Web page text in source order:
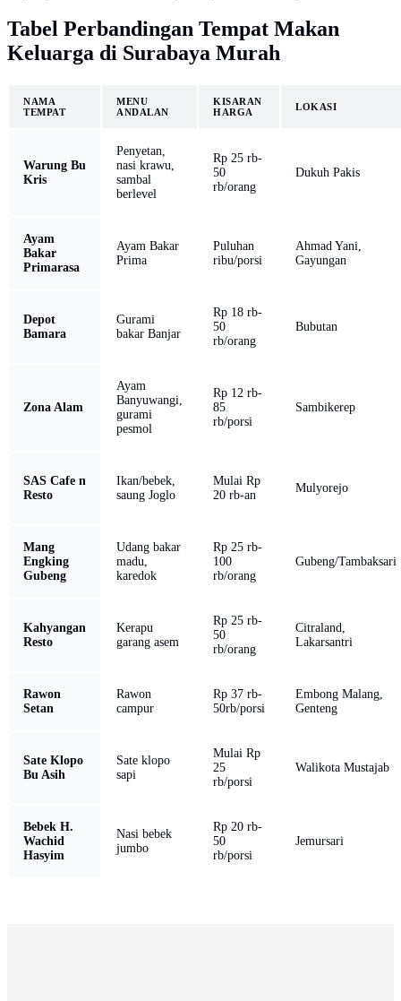
Tabel Perbandingan Tempat Makan
Keluarga di Surabaya Murah
NAMA
TEMPAT
MENU
ANDALAN
KISARAN
HARGA
LOKASI
Warung Bu
Kris
Penyetan,
nasi krawu,
sambal
berlevel
Rp 25 rb-
50
rb/orang
Dukuh Pakis
Ayam
Bakar
Primarasa
Ayam Bakar
Prima
Puluhan
ribu/porsi
Ahmad Yani,
Gayungan
Depot
Bamara
Gurami
bakar Banjar
Rp 18 rb-
50
rb/orang
Bubutan
Zona Alam
Ayam
Banyuwangi,
gurami
pesmol
Rp 12 rb-
85
rb/porsi
Sambikerep
SAS Cafe n
Resto
Ikan/bebek,
saung Joglo
Mulai Rp
20 rb-an
Mulyorejo
Mang
Engking
Gubeng
Udang bakar
madu,
karedok
Rp 25 rb-
100
rb/orang
Gubeng/Tambaksari
Kahyangan
Resto
Kerapu
garang asem
Rp 25 rb-
50
rb/orang
Citraland,
Lakarsantri
Rawon
Setan
Rawon
campur
Rp 37 rb-
50rb/porsi
Embong Malang,
Genteng
Sate Klopo
Bu Asih
Sate klopo
sapi
Mulai Rp
25
rb/porsi
Walikota Mustajab
Bebek H.
Wachid
Hasyim
Nasi bebek
jumbo
Rp 20 rb-
50
rb/porsi
Jemursari